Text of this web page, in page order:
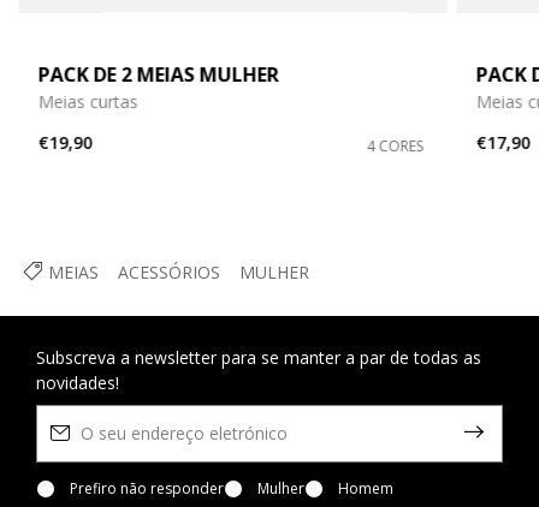
MEIAS ACESSÓRIOS MULHER
PACK DE 2 MEIAS MULHER
Meias curtas
€19,90
4 CORES
PACK
Meias
€17,90
Subscreva a newsletter para se manter a par de todas as
novidades!
Prefiro não responder Mulher
Homem